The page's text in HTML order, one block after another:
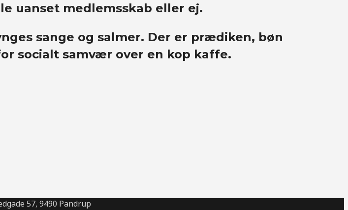
uanset medlemsskab eller ej.
sange og salmer. Der er prædiken, bøn
socialt samvær over en kop kaffe.
57, 9490 Pandrup